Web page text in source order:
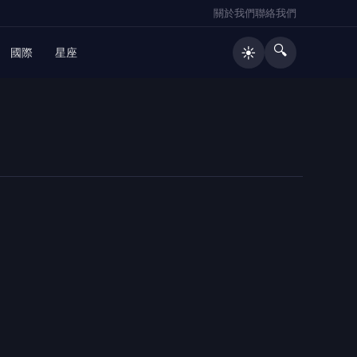
關於我們聯絡我們
國際 星座 ☀️ 🔍